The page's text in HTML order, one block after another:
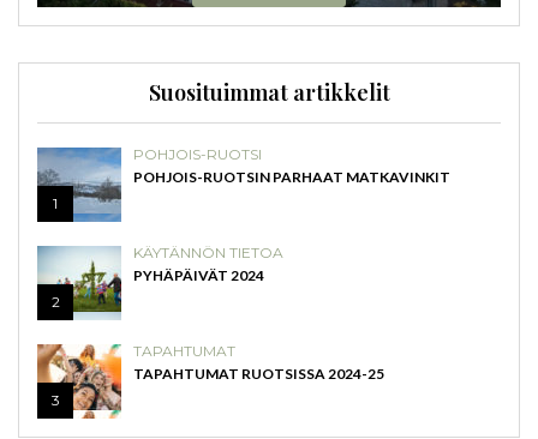
Suosituimmat artikkelit
1
POHJOIS-RUOTSI
POHJOIS-RUOTSIN PARHAAT MATKAVINKIT
2
KÄYTÄNNÖN TIETOA
PYHÄPÄIVÄT 2024
3
TAPAHTUMAT
TAPAHTUMAT RUOTSISSA 2024-25